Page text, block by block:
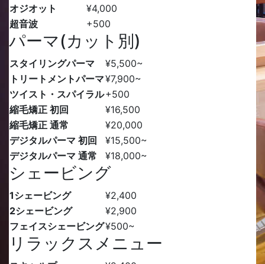
オジオット
¥4,000
超音波
+500
パーマ(カット別)
スタイリングパーマ ¥5,500~
トリートメントパーマ¥7,900~
ツイスト・スパイラル+500
縮毛矯正 初回
¥16,500
縮毛矯正 通常
¥20,000
デジタルパーマ 初回
¥15,500~
デジタルパーマ 通常
¥18,000~
シェービング
1シェービング
¥2,400
2シェービング
¥2,900
フェイスシェービング¥500~
リラックスメニュー